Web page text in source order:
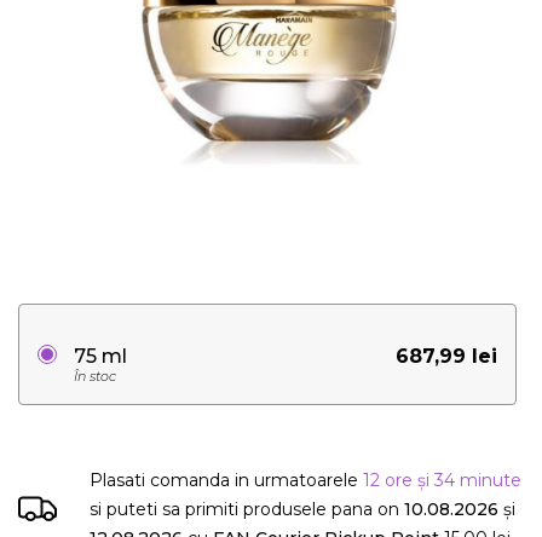
687,99 lei
75 ml
În stoc
Plasati comanda in urmatoarele 12 ore și 34 minute
si puteti sa primiti produsele pana on 10.08.2026 și